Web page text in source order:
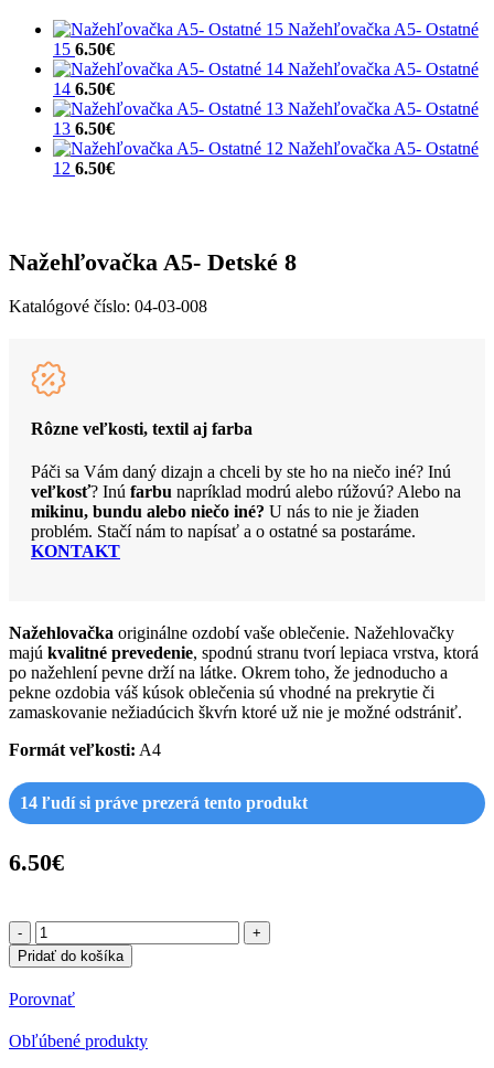
Nažehľovačka A5- Ostatné
15 6.50€
Nažehľovačka A5- Ostatné
14 6.50€
Nažehľovačka A5- Ostatné
13 6.50€
Nažehľovačka A5- Ostatné
12 6.50€
Nažehľovačka A5- Detské 8
Katalógové číslo: 04-03-008
Rôzne veľkosti, textil aj farba
Páči sa Vám daný dizajn a chceli by ste ho na niečo iné? Inú
veľkosť? Inú farbu napríklad modrú alebo rúžovú? Alebo na
mikinu, bundu alebo niečo iné? U nás to nie je žiaden
problém. Stačí nám to napísať a o ostatné sa postaráme.
KONTAKT
Nažehlovačka originálne ozdobí vaše oblečenie. Nažehlovačky
majú kvalitné prevedenie, spodnú stranu tvorí lepiaca vrstva, ktorá
po nažehlení pevne drží na látke. Okrem toho, že jednoducho a
pekne ozdobia váš kúsok oblečenia sú vhodné na prekrytie či
zamaskovanie nežiadúcich škvŕn ktoré už nie je možné odstrániť.
Formát veľkosti: A4
14 ľudí si práve prezerá tento produkt
6.50€
množstvo
Nažehľovačka
A5-
Detské
8
Pridať do košíka
Porovnať
Obľúbené produkty